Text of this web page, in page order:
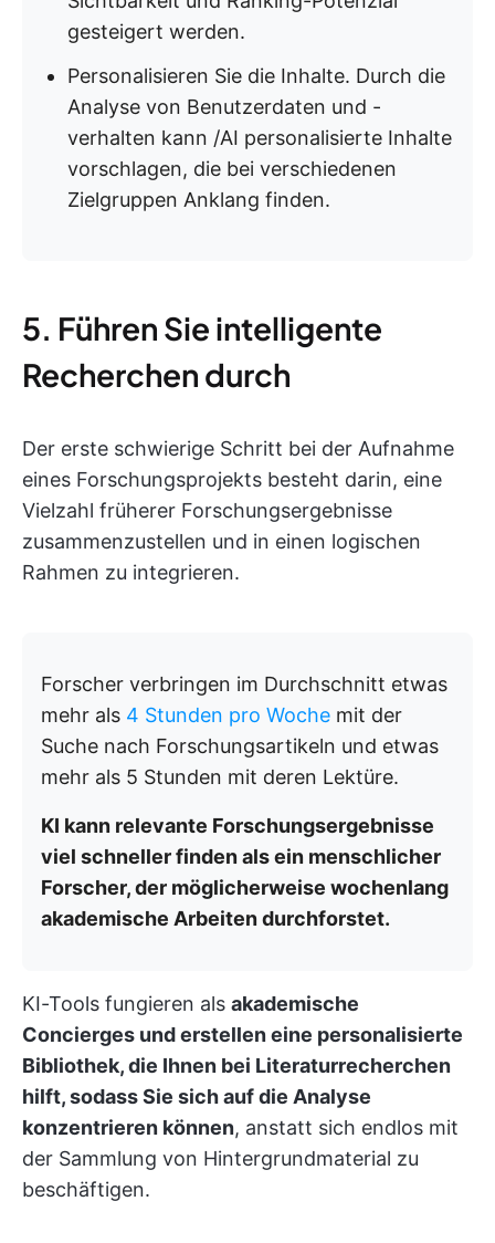
gesteigert werden.
Personalisieren Sie die Inhalte. Durch die
Analyse von Benutzerdaten und -
verhalten kann /AI personalisierte Inhalte
vorschlagen, die bei verschiedenen
Zielgruppen Anklang finden.
5. Führen Sie intelligente
Recherchen durch
Der erste schwierige Schritt bei der Aufnahme
eines Forschungsprojekts besteht darin, eine
Vielzahl früherer Forschungsergebnisse
zusammenzustellen und in einen logischen
Rahmen zu integrieren.
Forscher verbringen im Durchschnitt etwas
mehr als 4 Stunden pro Woche mit der
Suche nach Forschungsartikeln und etwas
mehr als 5 Stunden mit deren Lektüre.
KI kann relevante Forschungsergebnisse
viel schneller finden als ein menschlicher
Forscher, der möglicherweise wochenlang
akademische Arbeiten durchforstet.
KI-Tools fungieren als akademische
Concierges und erstellen eine personalisierte
Bibliothek, die Ihnen bei Literaturrecherchen
hilft, sodass Sie sich auf die Analyse
konzentrieren können, anstatt sich endlos mit
der Sammlung von Hintergrundmaterial zu
beschäftigen.